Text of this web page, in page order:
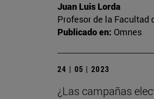
Juan Luis Lorda
Profesor de la Facultad
Publicado en: Omnes
24 | 05 | 2023
¿Las campañas